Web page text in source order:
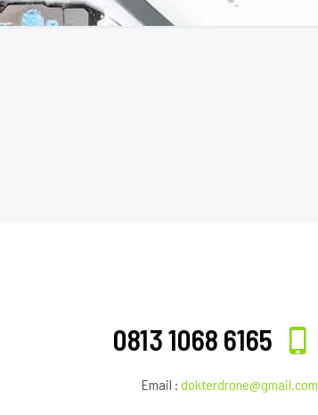
0813 1068 6165
Email : dokterdrone@gmail.com